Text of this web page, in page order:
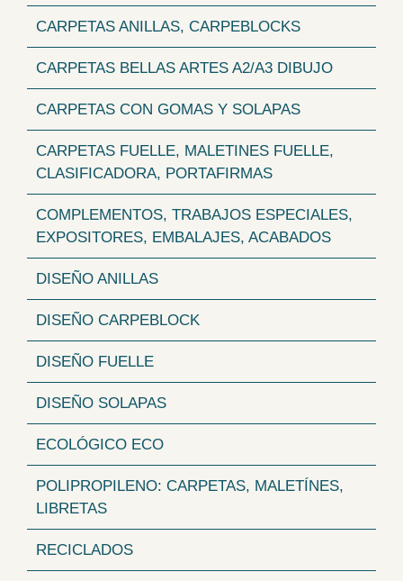
CARPETAS ANILLAS, CARPEBLOCKS
CARPETAS BELLAS ARTES A2/A3 DIBUJO
CARPETAS CON GOMAS Y SOLAPAS
CARPETAS FUELLE, MALETINES FUELLE,
CLASIFICADORA, PORTAFIRMAS
COMPLEMENTOS, TRABAJOS ESPECIALES,
EXPOSITORES, EMBALAJES, ACABADOS
DISEÑO ANILLAS
DISEÑO CARPEBLOCK
DISEÑO FUELLE
DISEÑO SOLAPAS
ECOLÓGICO ECO
POLIPROPILENO: CARPETAS, MALETÍNES,
LIBRETAS
RECICLADOS